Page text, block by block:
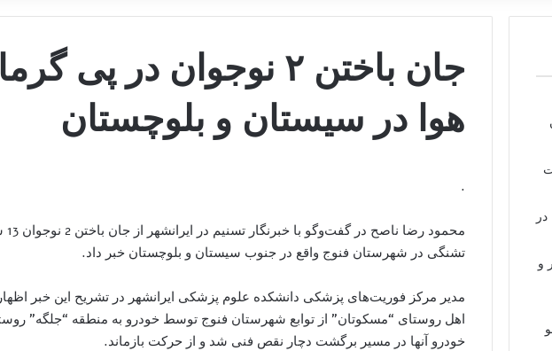
جان باختن ۲ نوجوان در
هوا در سیستان و بلوچستان
.
تشنگی در شهرستان فنوج واقع در جنوب سیستان و بلوچستان خبر داد.
اهل روستای “مسکوتان” از توابع شهرستان فنوج توسط خودرو به منطقه “جلگه”
خودرو آنها در مسیر برگشت دچار نقص فنی شد و از حرکت بازماند.
و